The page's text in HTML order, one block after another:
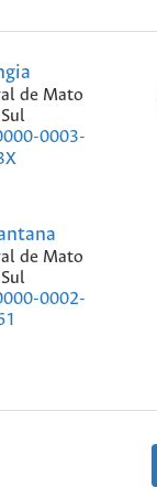
de Mato
0003-
de Mato
0002-